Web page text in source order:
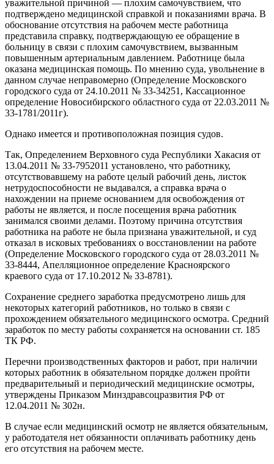
уважительной причиной — плохим самочувствием, что
подтверждено медицинской справкой и показаниями врача. В
обоснование отсутствия на рабочем месте работница
представила справку, подтверждающую ее обращение в
больницу в связи с плохим самочувствием, вызванным
повышенным артериальным давлением. Работнице была
оказана медицинская помощь. По мнению суда, увольнение в
данном случае неправомерно (Определение Московского
городского суда от 24.10.2011 № 33-34251, Кассационное
определение Новосибирского областного суда от 22.03.2011 №
33-1781/2011г).
Однако имеется и противоположная позиция судов.
Так, Определением Верховного суда Республики Хакасия от
13.04.2011 № 33-7952011 установлено, что работнику,
отсутствовавшему на работе целый рабочий день, листок
нетрудоспособности не выдавался, а справка врача о
нахождении на приеме основанием для освобождения от
работы не является, и после посещения врача работник
занимался своими делами. Поэтому причина отсутствия
работника на работе не была признана уважительной, и суд
отказал в исковых требованиях о восстановлении на работе
(Определение Московского городского суда от 28.03.2011 №
33-8444, Апелляционное определение Красноярского
краевого суда от 17.10.2012 № 33-8781).
Сохранение среднего заработка предусмотрено лишь для
некоторых категорий работников, но только в связи с
прохождением обязательного медицинского осмотра. Средний
заработок по месту работы сохраняется на основании ст. 185
ТК РФ.
Перечни производственных факторов и работ, при наличии
которых работник в обязательном порядке должен пройти
предварительный и периодический медицинские осмотры,
утверждены Приказом Минздравсоцразвития РФ от
12.04.2011 № 302н.
В случае если медицинский осмотр не является обязательным,
у работодателя нет обязанности оплачивать работнику день
его отсутствия на рабочем месте.